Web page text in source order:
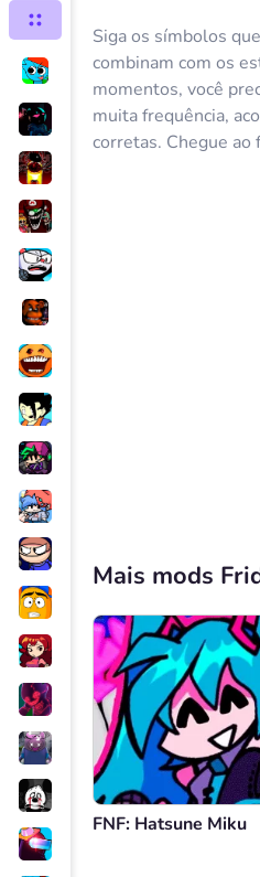
Siga os símbolos
combinam com os
momentos, você
muita frequência,
corretas. Chegue ao
Mais mods
FNF: Hatsune Miku